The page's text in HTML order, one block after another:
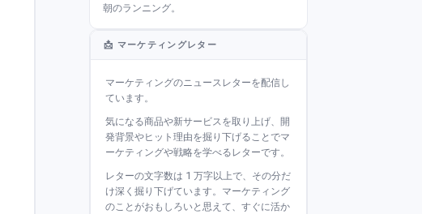
朝のランニング。
📩 マーケティングレター
マーケティングのニュースレターを配信し
ています。
気になる商品や新サービスを取り上げ、開
発背景やヒット理由を掘り下げることでマ
ーケティングや戦略を学べるレターです。
レターの文字数は 1 万字以上で、その分だ
け深く掘り下げています。マーケティング
のことがおもしろいと思えて、すぐに活か